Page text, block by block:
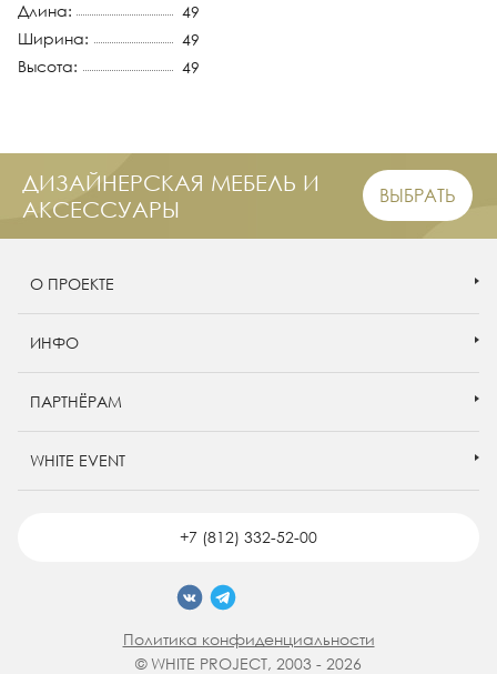
Длина:
49
Ширина:
49
Высота:
49
ДИЗАЙНЕРСКАЯ МЕБЕЛЬ И
АКСЕССУАРЫ
ВЫБРАТЬ
О ПРОЕКТЕ
ИНФО
ПАРТНЁРАМ
WHITE EVENT
+7 (812) 332-52-00
Политика конфиденциальности
© WHITE PROJECT, 2003 - 2026